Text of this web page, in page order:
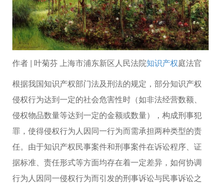
作者 | 叶菊芬 上海市浦东新区人民法院知识产权庭法官
根据我国知识产权部门法及刑法的规定，部分知识产权
侵权行为达到一定的社会危害性时（如非法经营数额、
侵权物品数量等达到一定的金额或数量），构成刑事犯
罪，使得侵权行为人因同一行为而需承担两种类型的责
任。由于知识产权民事案件和刑事案件在诉讼程序、证
据标准、责任形式等方面均存在着一定差异，如何协调
行为人因同一侵权行为而引发的刑事诉讼与民事诉讼之